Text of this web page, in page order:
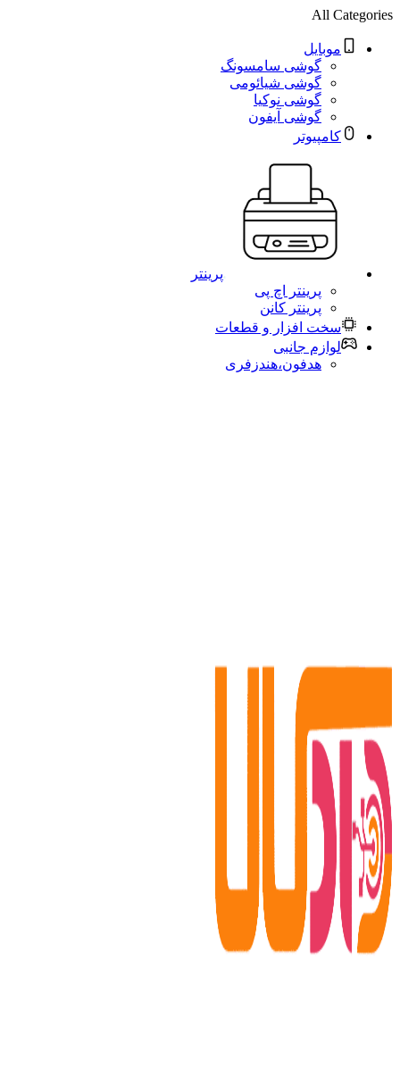
All Categories
موبایل
گوشی سامسونگ
گوشی شیائومی
گوشی نوکیا
گوشی آیفون
کامپیوتر
پرینتر
پرینتر اچ پی
پرینتر کانن
سخت افزار و قطعات
لوازم جانبی
هدفون،هندزفری